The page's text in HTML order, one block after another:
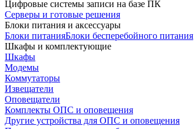
Цифровые системы записи на базе ПК
Серверы и готовые решения
Блоки питания и аксессуары
Блоки питанияБлоки бесперебойного питания
Шкафы и комплектующие
Шкафы
Модемы
Коммутаторы
Извещатели
Оповещатели
Комплекты ОПС и оповещения
Другие устройства для ОПС и оповещения